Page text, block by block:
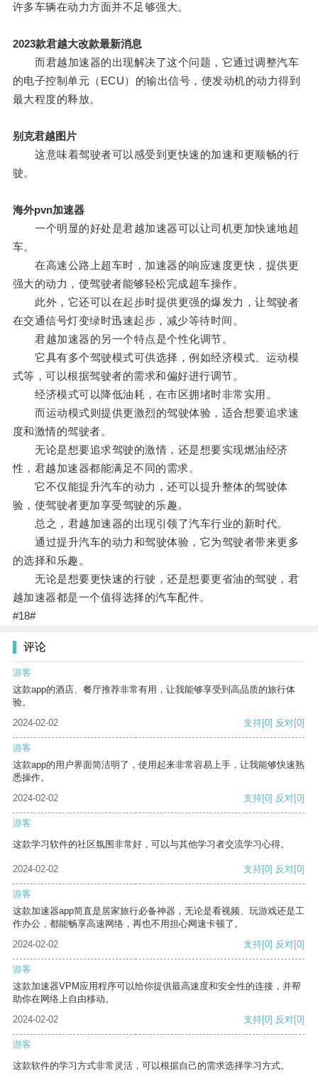
许多车辆在动力方面并不足够强大。
2023款君越大改款最新消息
而君越加速器的出现解决了这个问题，它通过调整汽车
的电子控制单元（ECU）的输出信号，使发动机的动力得到
最大程度的释放。
别克君越图片
这意味着驾驶者可以感受到更快速的加速和更顺畅的行
驶。
海外pvn加速器
一个明显的好处是君越加速器可以让司机更加快速地超
车。
在高速公路上超车时，加速器的响应速度更快，提供更
强大的动力，使驾驶者能够轻松完成超车操作。
此外，它还可以在起步时提供更强的爆发力，让驾驶者
在交通信号灯变绿时迅速起步，减少等待时间。
君越加速器的另一个特点是个性化调节。
它具有多个驾驶模式可供选择，例如经济模式、运动模
式等，可以根据驾驶者的需求和偏好进行调节。
经济模式可以降低油耗，在市区拥堵时非常实用。
而运动模式则提供更激烈的驾驶体验，适合想要追求速
度和激情的驾驶者。
无论是想要追求驾驶的激情，还是想要实现燃油经济
性，君越加速器都能满足不同的需求。
它不仅能提升汽车的动力，还可以提升整体的驾驶体
验，使驾驶者更加享受驾驶的乐趣。
总之，君越加速器的出现引领了汽车行业的新时代。
通过提升汽车的动力和驾驶体验，它为驾驶者带来更多
的选择和乐趣。
无论是想要更快速的行驶，还是想要更省油的驾驶，君
越加速器都是一个值得选择的汽车配件。
#18#
评论
游客
这款app的酒店、餐厅推荐非常有用，让我能够享受到高品质的旅行体
验。
2024-02-02
支持[0] 反对[0]
游客
这款app的用户界面简洁明了，使用起来非常容易上手，让我能够快速熟
悉操作。
2024-02-02
支持[0] 反对[0]
游客
这款学习软件的社区氛围非常好，可以与其他学习者交流学习心得。
2024-02-02 支持[0] 反对[0]
游客
这款加速器app简直是居家旅行必备神器，无论是看视频、玩游戏还是工
作办公，都能畅享高速网络，再也不用担心网速卡顿了。
2024-02-02
支持[0] 反对[0]
游客
这款加速器VPM应用程序可以给你提供最高速度和安全性的连接，并帮
助你在网络上自由移动。
2024-02-02
支持[0] 反对[0]
游客
这款软件的学习方式非常灵活，可以根据自己的需求选择学习方式。